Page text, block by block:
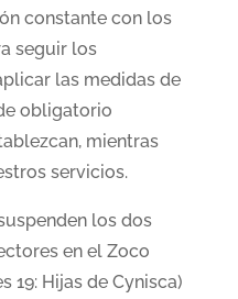
constante con los
seguir los
las medidas de
obligatorio
mientras
servicios.
los dos
en el Zoco
19: Hijas de Cynisca)